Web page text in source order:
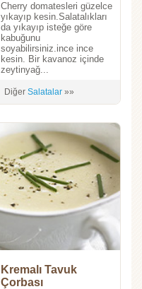
Cherry domatesleri güzelce
yıkayıp kesin.Salatalıkları
da yıkayıp isteğe göre
kabuğunu
soyabilirsiniz.ince ince
kesin. Bir kavanoz içinde
zeytinyağ...
Diğer Salatalar»»
Kremalı Tavuk
Çorbası